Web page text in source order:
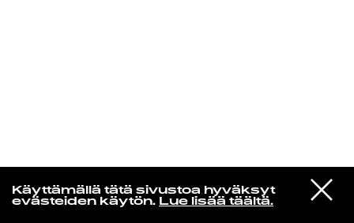
Käyttämällä tätä sivustoa hyväksyt
evästeiden käytön. Lue lisää täältä.
VIESTI
STUDIOON
Radio Helsingin aamut